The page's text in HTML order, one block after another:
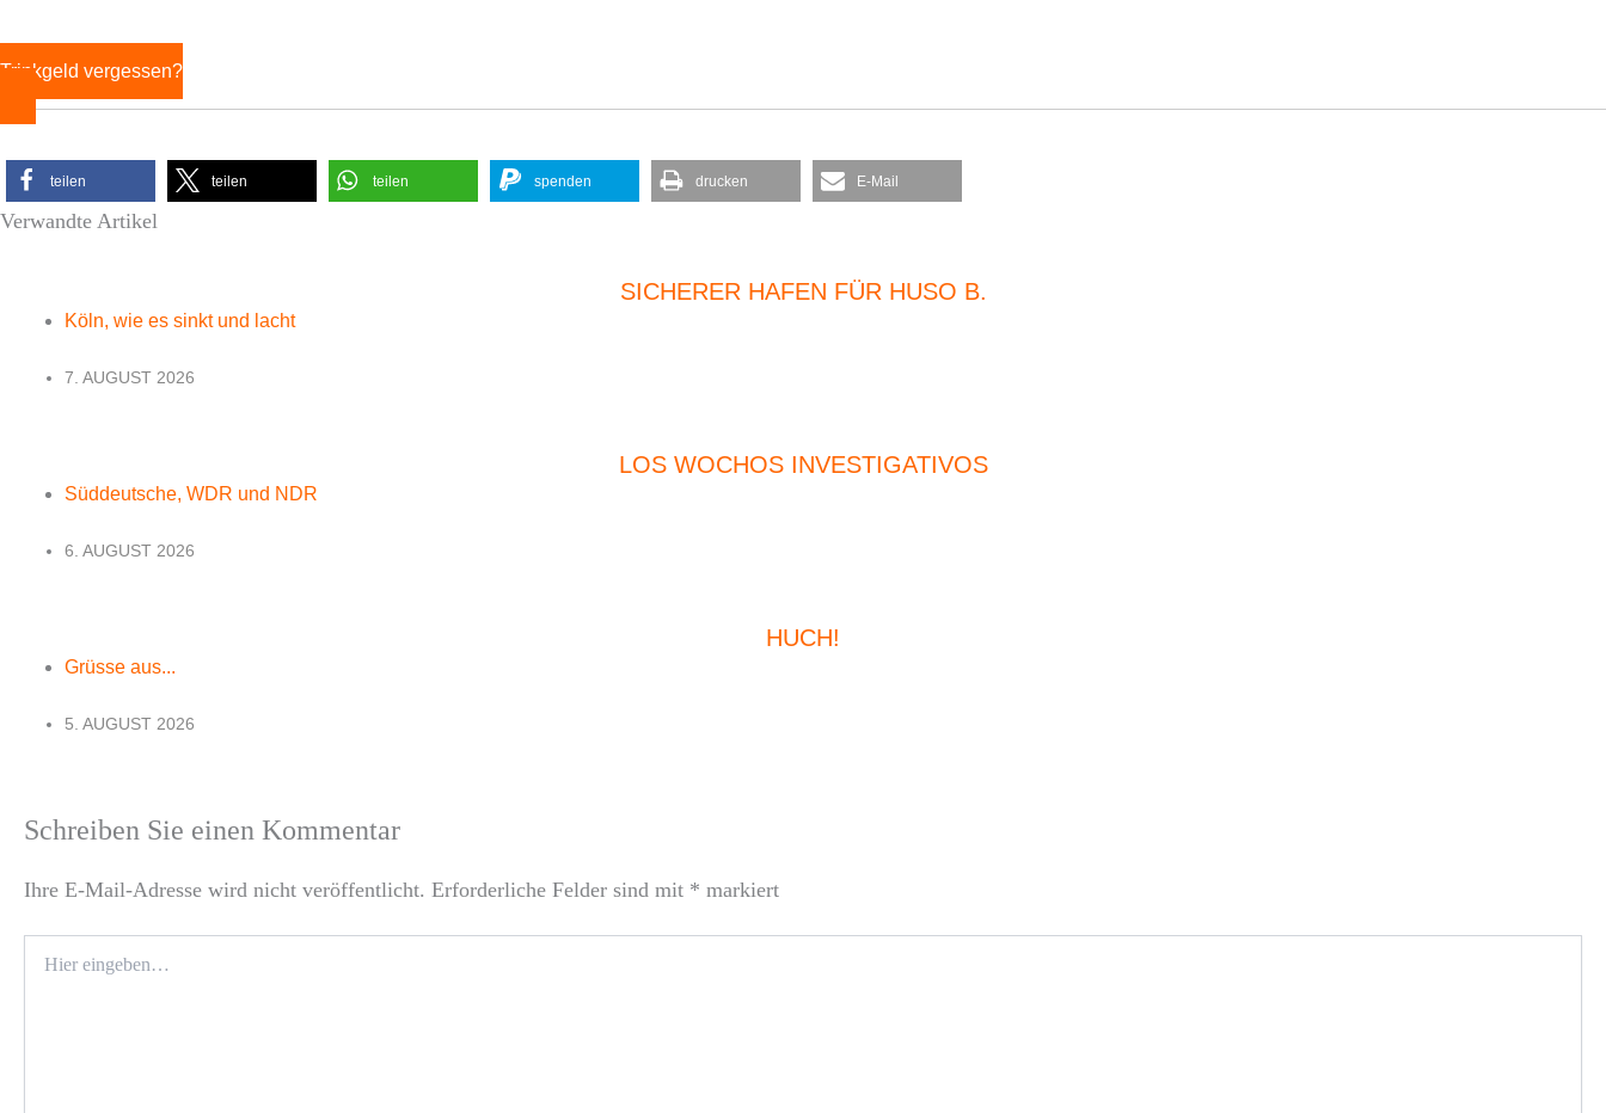
Trinkgeld vergessen?
teilen teilen teilen spenden drucken E-Mail
Verwandte Artikel
SICHERER HAFEN FÜR HUSO B.
Köln, wie es sinkt und lacht
7. AUGUST 2026
LOS WOCHOS INVESTIGATIVOS
Süddeutsche, WDR und NDR
6. AUGUST 2026
HUCH!
Grüsse aus...
5. AUGUST 2026
Schreiben Sie einen Kommentar
Ihre E-Mail-Adresse wird nicht veröffentlicht. Erforderliche Felder sind mit * markiert
eingeben…